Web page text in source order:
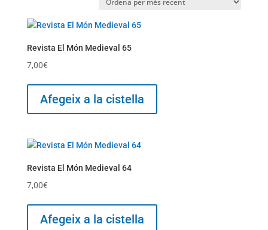
més
Revista El Món Medieval 65
7,00€
Afegeix a la cistella
Revista El Món Medieval 64
7,00€
Afegeix a la cistella